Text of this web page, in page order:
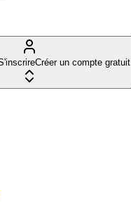
Créer un compte gratuit